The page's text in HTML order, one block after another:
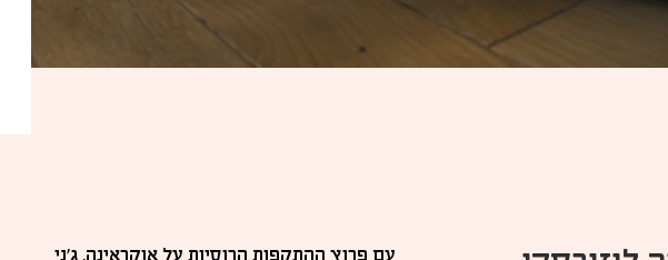
עם פרוץ ההתקפות הרוסיות על אוקראינה, ג'ני